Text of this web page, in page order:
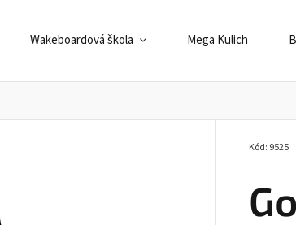
Wakeboardová škola Mega Kulich
Kód: 9525